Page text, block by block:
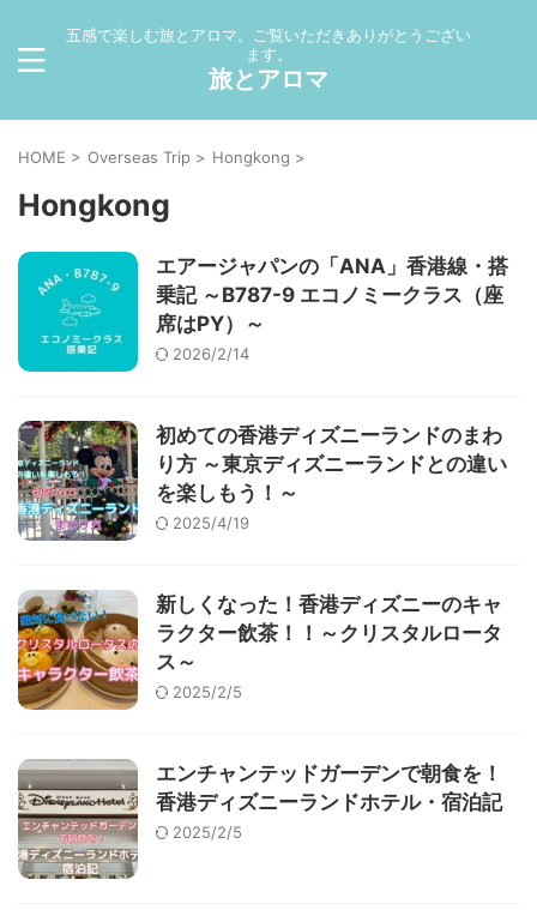
五感で楽しむ旅とアロマ。ご覧いただきありがとうござい
ます。
旅とアロマ
HOME > Overseas Trip > Hongkong >
Hongkong
エアージャパンの「ANA」香港線・搭
乗記 ～B787-9 エコノミークラス（座
席はPY）～
2026/2/14
初めての香港ディズニーランドのまわ
り方 ～東京ディズニーランドとの違い
を楽しもう！～
2025/4/19
新しくなった！香港ディズニーのキャ
ラクター飲茶！！～クリスタルロータ
ス～
2025/2/5
エンチャンテッドガーデンで朝食を！
香港ディズニーランドホテル・宿泊記
2025/2/5